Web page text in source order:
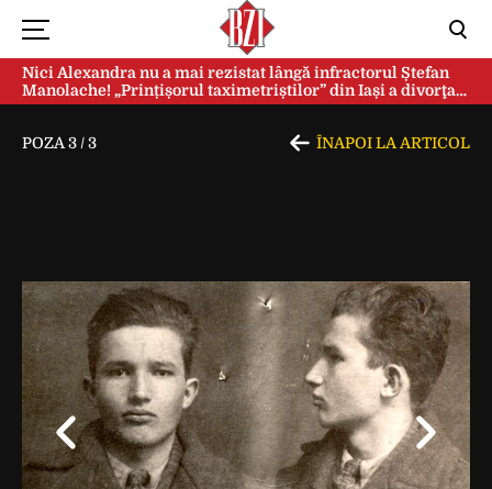
Nici Alexandra nu a mai rezistat lângă infractorul Ștefan
Manolache! „Prințișorul taximetriștilor” din Iași a divorţat
după doi ani de căsnicie
POZA 3 /3 ÎNAPOI LA ARTICOL